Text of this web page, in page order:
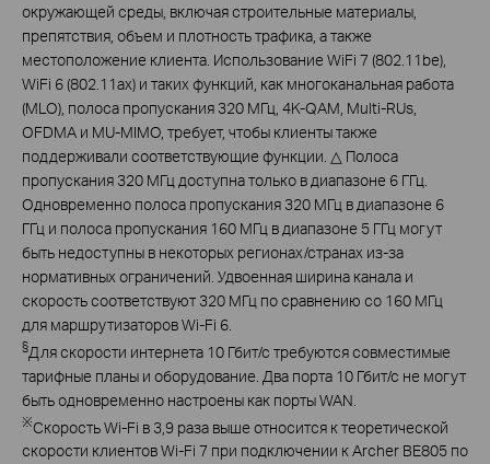
окружающей среды, включая строительные материалы,
препятствия, объем и плотность трафика, а также
местоположение клиента. Использование WiFi 7 (802.11be),
WiFi 6 (802.11ax) и таких функций, как многоканальная работа
(MLO), полоса пропускания 320 МГц, 4K-QAM, Multi-RUs,
OFDMA и MU-MIMO, требует, чтобы клиенты также
поддерживали соответствующие функции. △ Полоса
пропускания 320 МГц доступна только в диапазоне 6 ГГц.
Одновременно полоса пропускания 320 МГц в диапазоне 6
ГГц и полоса пропускания 160 МГц в диапазоне 5 ГГц могут
быть недоступны в некоторых регионах/странах из-за
нормативных ограничений. Удвоенная ширина канала и
скорость соответствуют 320 МГц по сравнению со 160 МГц
для маршрутизаторов Wi-Fi 6.
§Для скорости интернета 10 Гбит/с требуются совместимые
тарифные планы и оборудование. Два порта 10 Гбит/с не могут
быть одновременно настроены как порты WAN.
※Скорость Wi-Fi в 3,9 раза выше относится к теоретической
скорости клиентов Wi-Fi 7 при подключении к Archer BE805 по